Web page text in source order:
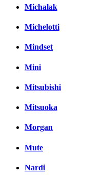
Michalak
Michelotti
Mindset
Mini
Mitsubishi
Mitsuoka
Morgan
Mute
Nardi